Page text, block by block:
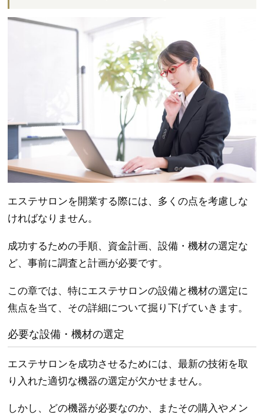
エステサロンを開業する際には、多くの点を考慮しな
ければなりません。
成功するための手順、資金計画、設備・機材の選定な
ど、事前に調査と計画が必要です。
この章では、特にエステサロンの設備と機材の選定に
焦点を当て、その詳細について掘り下げていきます。
必要な設備・機材の選定
エステサロンを成功させるためには、最新の技術を取
り入れた適切な機器の選定が欠かせません。
しかし、どの機器が必要なのか、またその購入やメン